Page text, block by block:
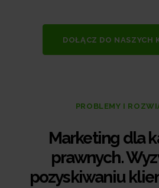
DOŁĄCZ DO NASZYCH
PROBLEMY I
Marketing dla
prawnych.
pozyskiwaniu